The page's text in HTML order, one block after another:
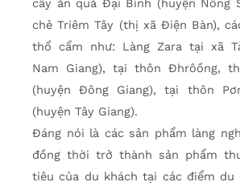
cây ăn quả Đại Bình (huyện Nông
chẻ Triêm Tây (thị xã Điện Bàn),
thổ cẩm như: Làng Zara tại xã
Nam Giang), tại thôn Đhrôồng,
(huyện Đông Giang), tại thôn
(huyện Tây Giang).
Đáng nói là các sản phẩm làng
đồng thời trở thành sản phẩm
tiêu của du khách tại các điểm du